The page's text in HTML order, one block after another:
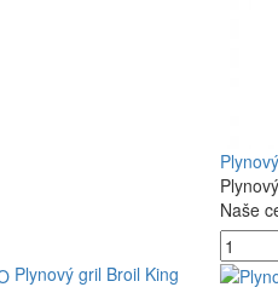
Naše
Plynový gril Broil King